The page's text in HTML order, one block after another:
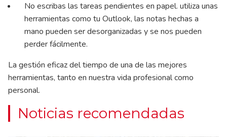
No escribas las tareas pendientes en papel. utiliza unas
herramientas como tu Outlook, las notas hechas a
mano pueden ser desorganizadas y se nos pueden
perder fácilmente.
La gestión eficaz del tiempo de una de las mejores
herramientas, tanto en nuestra vida profesional como
personal.
Noticias recomendadas